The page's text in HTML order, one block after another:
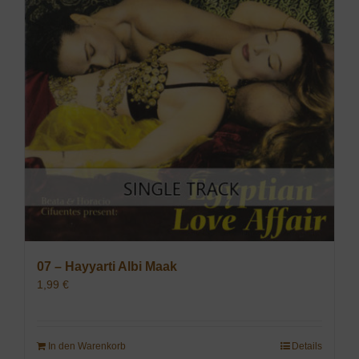
07 – Hayyarti Albi Maak
1,99 €
In den Warenkorb Details